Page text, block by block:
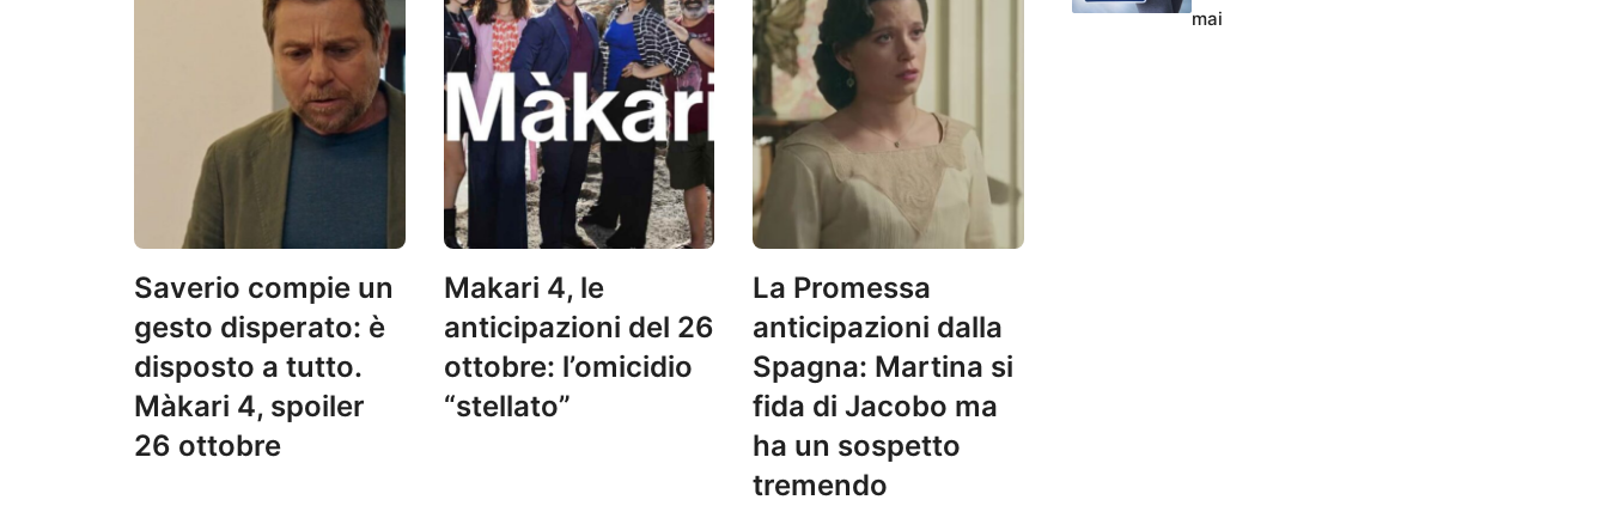
Saverio compie un
gesto disperato: è
disposto a tutto.
Màkari 4, spoiler
26 ottobre
Makari 4, le
anticipazioni del 26
ottobre: l’omicidio
“stellato”
La Promessa
anticipazioni dalla
Spagna: Martina si
fida di Jacobo ma
ha un sospetto
tremendo
mai